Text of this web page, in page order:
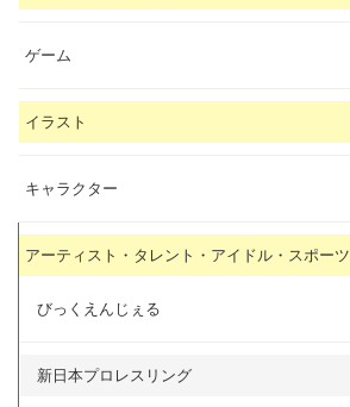
ゲーム
イラスト
キャラクター
アーティスト・タレント・アイドル・スポーツ
びっくえんじぇる
新日本プロレスリング